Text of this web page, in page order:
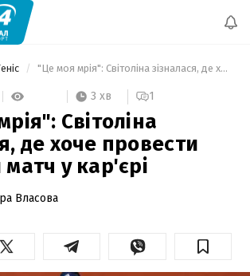
"Це моя мрія": Світоліна зізналася, де хоче провести останній матч у кар'єрі
3 хв 1
Світоліна
де хоче провести
матч у кар'єрі
Власова